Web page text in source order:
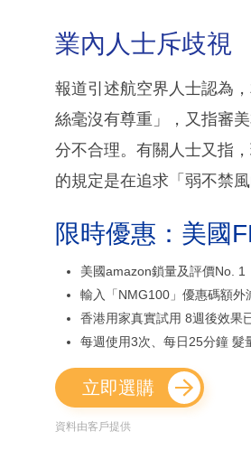
業內人士斥歧視
報道引述航空界人士認為
絲毫沒有尊重」，又指審
分不合理。有關人士又指
的規定是在追求「弱不禁
限時優惠：美國
美國amazon鎖量及評價No. 1
輸入「NMG100」優惠碼額外
香港用家真實試用 8週後效果
每週使用3次、每日25分鐘 髮
立即選購
資料由客戶提供